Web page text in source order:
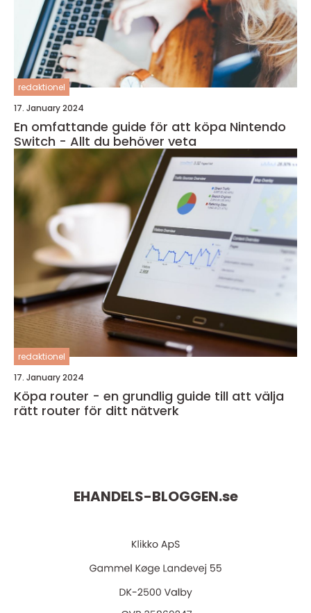
redaktionel
17. January 2024
En omfattande guide för att köpa Nintendo
Switch - Allt du behöver veta
redaktionel
17. January 2024
Köpa router - en grundlig guide till att välja
rätt router för ditt nätverk
EHANDELS-BLOGGEN.se